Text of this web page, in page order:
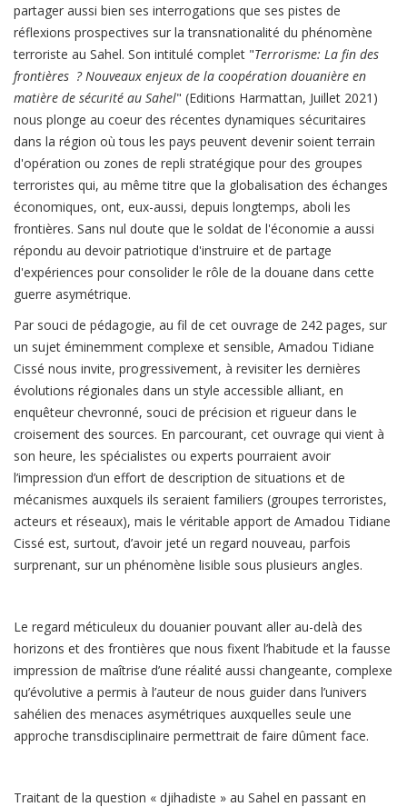
partager aussi bien ses interrogations que ses pistes de
réflexions prospectives sur la transnationalité du phénomène
terroriste au Sahel. Son intitulé complet "Terrorisme: La fin des
frontières ? Nouveaux enjeux de la coopération douanière en
matière de sécurité au Sahel" (Editions Harmattan, Juillet 2021)
nous plonge au coeur des récentes dynamiques sécuritaires
dans la région où tous les pays peuvent devenir soient terrain
d'opération ou zones de repli stratégique pour des groupes
terroristes qui, au même titre que la globalisation des échanges
économiques, ont, eux-aussi, depuis longtemps, aboli les
frontières. Sans nul doute que le soldat de l'économie a aussi
répondu au devoir patriotique d'instruire et de partage
d'expériences pour consolider le rôle de la douane dans cette
guerre asymétrique.
Par souci de pédagogie, au fil de cet ouvrage de 242 pages, sur
un sujet éminemment complexe et sensible, Amadou Tidiane
Cissé nous invite, progressivement, à revisiter les dernières
évolutions régionales dans un style accessible alliant, en
enquêteur chevronné, souci de précision et rigueur dans le
croisement des sources. En parcourant, cet ouvrage qui vient à
son heure, les spécialistes ou experts pourraient avoir
l’impression d’un effort de description de situations et de
mécanismes auxquels ils seraient familiers (groupes terroristes,
acteurs et réseaux), mais le véritable apport de Amadou Tidiane
Cissé est, surtout, d’avoir jeté un regard nouveau, parfois
surprenant, sur un phénomène lisible sous plusieurs angles.
Le regard méticuleux du douanier pouvant aller au-delà des
horizons et des frontières que nous fixent l’habitude et la fausse
impression de maîtrise d’une réalité aussi changeante, complexe
qu’évolutive a permis à l’auteur de nous guider dans l’univers
sahélien des menaces asymétriques auxquelles seule une
approche transdisciplinaire permettrait de faire dûment face.
Traitant de la question « djihadiste » au Sahel en passant en